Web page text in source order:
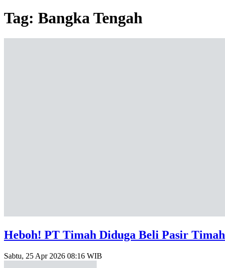
Tag: Bangka Tengah
Heboh! PT Timah Diduga Beli Pasir
Sabtu, 25 Apr 2026 08:16 WIB